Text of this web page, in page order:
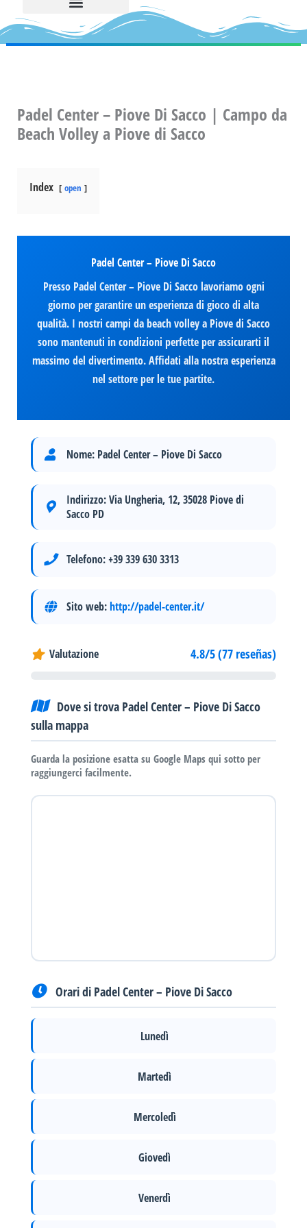
Padel Center – Piove Di Sacco | Campo da
Beach Volley a Piove di Sacco
Index open
Padel Center – Piove Di Sacco
Presso Padel Center – Piove Di Sacco lavoriamo ogni
giorno per garantire un esperienza di gioco di alta
qualità. I nostri campi da beach volley a Piove di Sacco
sono mantenuti in condizioni perfette per assicurarti il
massimo del divertimento. Affidati alla nostra esperienza
nel settore per le tue partite.
Nome: Padel Center – Piove Di Sacco
Indirizzo:Via Ungheria, 12, 35028 Piove di
Sacco PD
Telefono:+39 339 630 3313
Sito web:http://padel-center.it/
Valutazione 4.8/5 (77 reseñas)
Dove si trova Padel Center – Piove Di Sacco
sulla mappa
Guarda la posizione esatta su Google Maps qui sotto per
raggiungerci facilmente.
Orari di Padel Center – Piove Di Sacco
Lunedì
Martedì
Mercoledì
Giovedì
Venerdì